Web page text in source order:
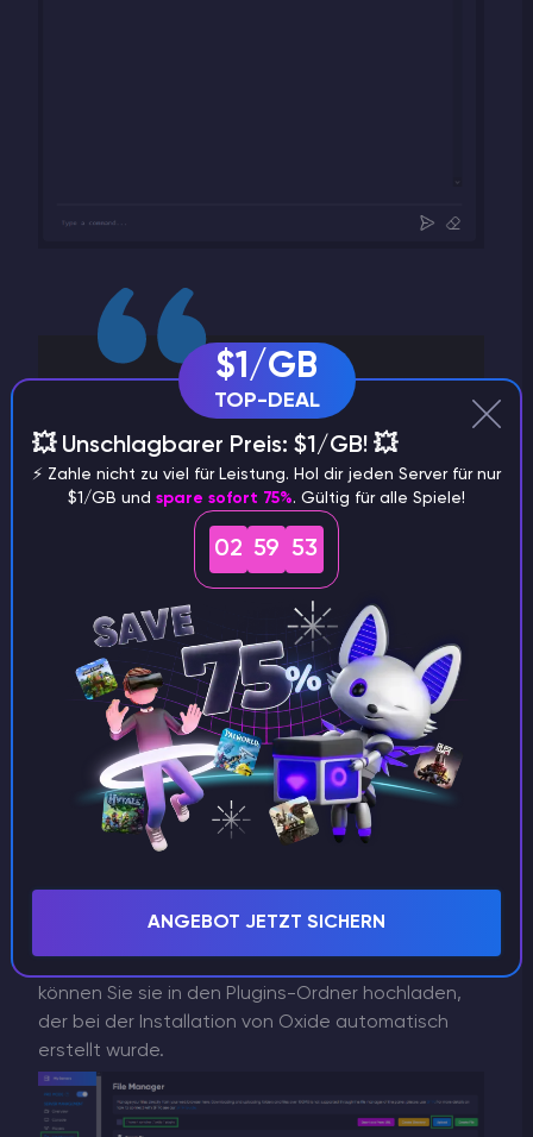
Wenn Sie Oxide auf Ihrem Rust-Server
installieren, wird Ihr Server im Server-
Browser des Spiels in den Abschnitt
"Modded" verschoben.
Installieren von Plugins
uMod-Websitebietet eine umfangreiche
Bibliothek von Rust-Plugins, die regelmäßig
aktualisiert und aktiv unterstützt werden. Wählen
Sie einfach die gewünschten Plugins aus und
laden Sie sie herunter.
können Sie sie in den Plugins-Ordner hochladen,
der bei der Installation von Oxide automatisch
erstellt wurde.
$1/GB
TOP-DEAL
💥 Unschlagbarer Preis: $1/GB! 💥
⚡️ Zahle nicht zu viel für Leistung. Hol dir jeden Server für nur
$1/GB und spare sofort 75%. Gültig für alle Spiele!
02 59 53
ANGEBOT JETZT SICHERN